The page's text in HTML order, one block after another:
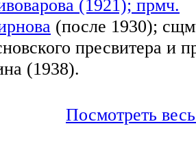
(1921); прмч.
(после 1930);
пресвитера и
(1938).
Посмотреть